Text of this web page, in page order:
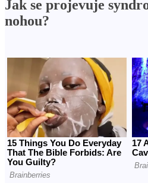
Jak se projevuje
nohou?